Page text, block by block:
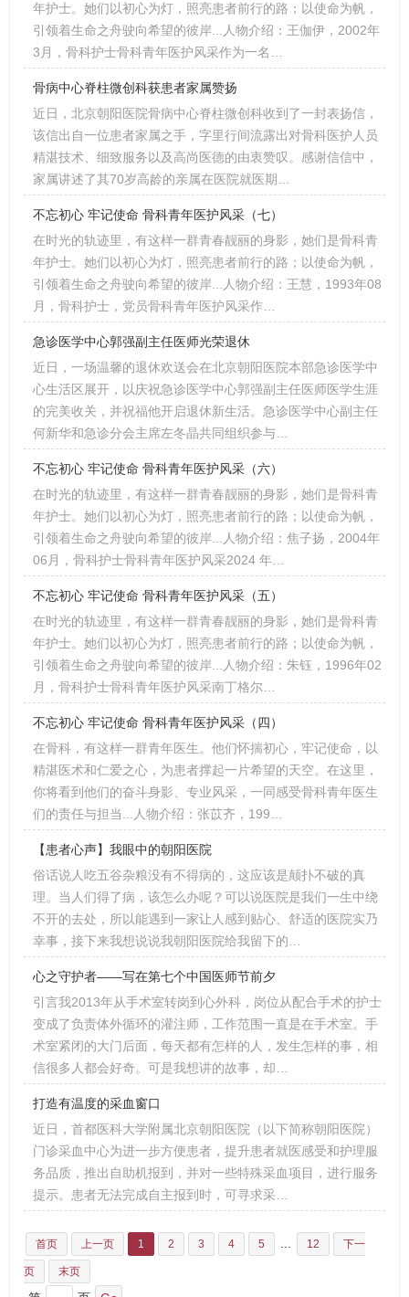
年护士。她们以初心为灯，照亮患者前行的路；以使命为帆，
引领着生命之舟驶向希望的彼岸...人物介绍：王伽伊，2002年
3月，骨科护士骨科青年医护风采作为一名…
骨病中心脊柱微创科获患者家属赞扬
近日，北京朝阳医院骨病中心脊柱微创科收到了一封表扬信，
该信出自一位患者家属之手，字里行间流露出对骨科医护人员
精湛技术、细致服务以及高尚医德的由衷赞叹。感谢信信中，
家属讲述了其70岁高龄的亲属在医院就医期…
不忘初心 牢记使命 骨科青年医护风采（七）
在时光的轨迹里，有这样一群青春靓丽的身影，她们是骨科青
年护士。她们以初心为灯，照亮患者前行的路；以使命为帆，
引领着生命之舟驶向希望的彼岸...人物介绍：王慧，1993年08
月，骨科护士，党员骨科青年医护风采作…
急诊医学中心郭强副主任医师光荣退休
近日，一场温馨的退休欢送会在北京朝阳医院本部急诊医学中
心生活区展开，以庆祝急诊医学中心郭强副主任医师医学生涯
的完美收关，并祝福他开启退休新生活。急诊医学中心副主任
何新华和急诊分会主席左冬晶共同组织参与…
不忘初心 牢记使命 骨科青年医护风采（六）
在时光的轨迹里，有这样一群青春靓丽的身影，她们是骨科青
年护士。她们以初心为灯，照亮患者前行的路；以使命为帆，
引领着生命之舟驶向希望的彼岸...人物介绍：焦子扬，2004年
06月，骨科护士骨科青年医护风采2024 年…
不忘初心 牢记使命 骨科青年医护风采（五）
在时光的轨迹里，有这样一群青春靓丽的身影，她们是骨科青
年护士。她们以初心为灯，照亮患者前行的路；以使命为帆，
引领着生命之舟驶向希望的彼岸...人物介绍：朱钰，1996年02
月，骨科护士骨科青年医护风采南丁格尔…
不忘初心 牢记使命 骨科青年医护风采（四）
在骨科，有这样一群青年医生。他们怀揣初心，牢记使命，以
精湛医术和仁爱之心，为患者撑起一片希望的天空。在这里，
你将看到他们的奋斗身影、专业风采，一同感受骨科青年医生
们的责任与担当...人物介绍：张苡齐，199…
【患者心声】我眼中的朝阳医院
俗话说人吃五谷杂粮没有不得病的，这应该是颠扑不破的真
理。当人们得了病，该怎么办呢？可以说医院是我们一生中绕
不开的去处，所以能遇到一家让人感到贴心、舒适的医院实乃
幸事，接下来我想说说我朝阳医院给我留下的…
心之守护者——写在第七个中国医师节前夕
引言我2013年从手术室转岗到心外科，岗位从配合手术的护士
变成了负责体外循环的灌注师，工作范围一直是在手术室。手
术室紧闭的大门后面，每天都有怎样的人，发生怎样的事，相
信很多人都会好奇。可是我想讲的故事，却…
打造有温度的采血窗口
近日，首都医科大学附属北京朝阳医院（以下简称朝阳医院）
门诊采血中心为进一步方便患者，提升患者就医感受和护理服
务品质，推出自助机报到，并对一些特殊采血项目，进行服务
提示。患者无法完成自主报到时，可寻求采…
首页 上一页 1 2 3 4 5 12 下一
页 末页